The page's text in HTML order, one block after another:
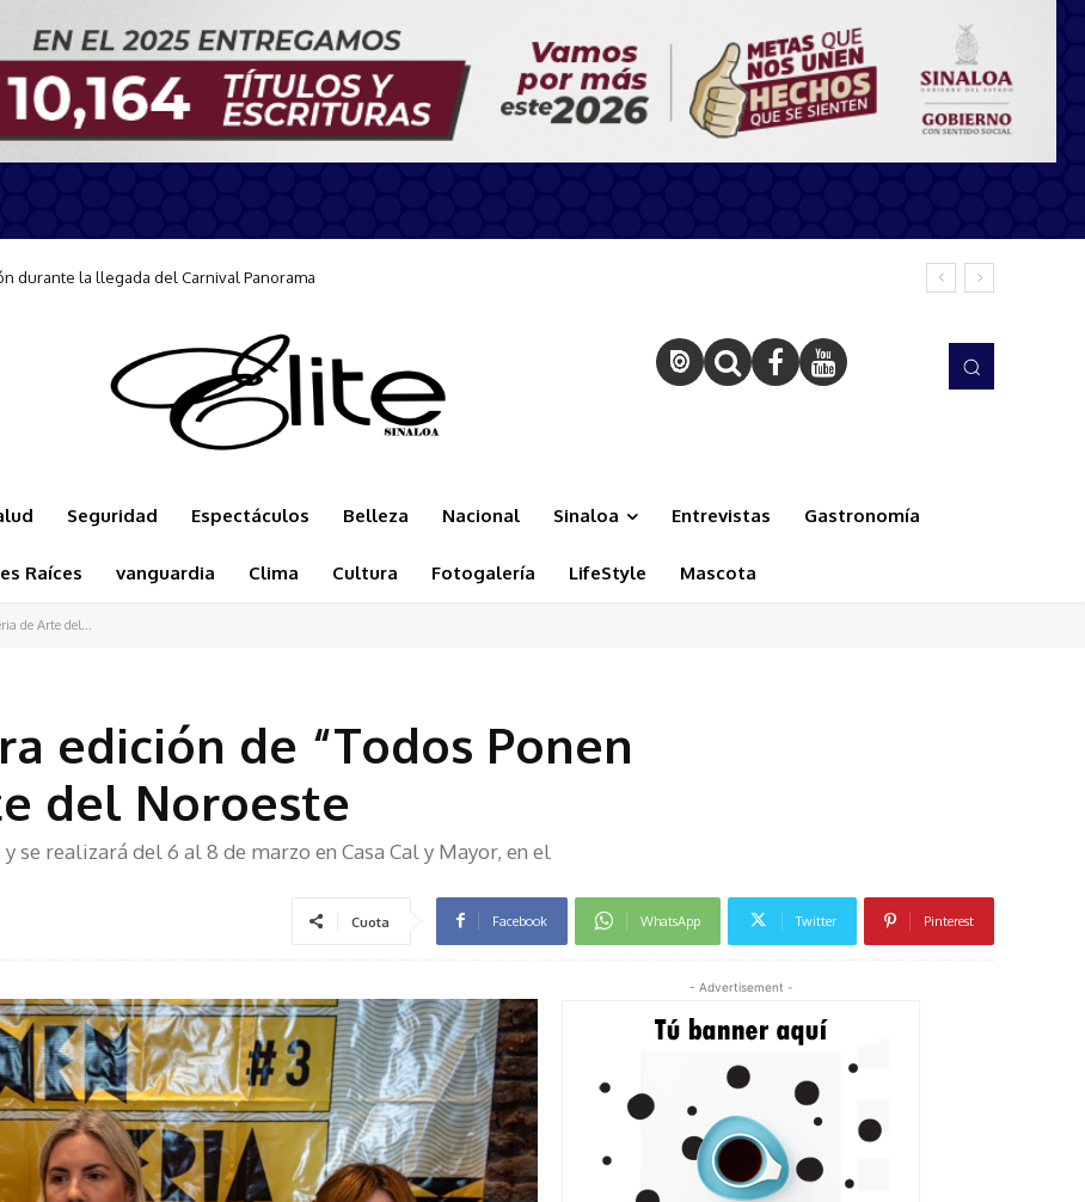
a la Jornada Nacional de Reforestación
Seguridad Espectáculos Belleza Nacional Sinaloa Entrevistas Gastronomía
Raíces vanguardia Clima Cultura Fotogalería LifeStyle Mascota
de Arte del...
edición de “Todos Ponen
del Noroeste
se realizará del 6 al 8 de marzo en Casa Cal y Mayor, en el
Cuota Facebook WhatsApp Twitter Pinterest
- Advertisement -